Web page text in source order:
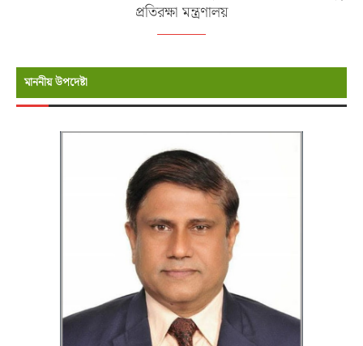
প্রতিরক্ষা মন্ত্রণালয়
মাননীয় উপদেষ্টা